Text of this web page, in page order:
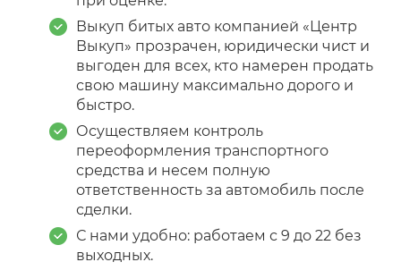
Выкуп битых авто компанией «Центр
Выкуп» прозрачен, юридически чист и
выгоден для всех, кто намерен продать
свою машину максимально дорого и
быстро.
Осуществляем контроль
переоформления транспортного
средства и несем полную
ответственность за автомобиль после
сделки.
С нами удобно: работаем с 9 до 22 без
выходных.